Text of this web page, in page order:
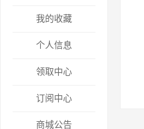
我的收藏
个人信息
领取中心
订阅中心
商城公告